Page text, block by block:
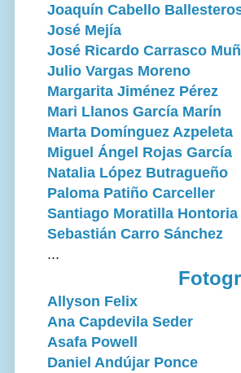
Joaquín Cabello
José Mejía
José Ricardo Carrasco
Julio Vargas Moreno
Margarita Jiménez Pérez
Mari Llanos García Marín
Marta Domínguez Azpeleta
Miguel Ángel Rojas García
Natalia López Butragueño
Paloma Patiño Carceller
Santiago Moratilla Hontoria
Sebastián Carro Sánchez
...
Allyson Felix
Ana Capdevila Seder
Asafa Powell
Daniel Andújar Ponce